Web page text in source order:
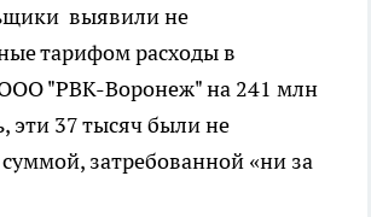
выявили не
тарифом расходы в
"РВК-Воронеж" на 241 млн
эти 37 тысяч были не
затребованной «ни за